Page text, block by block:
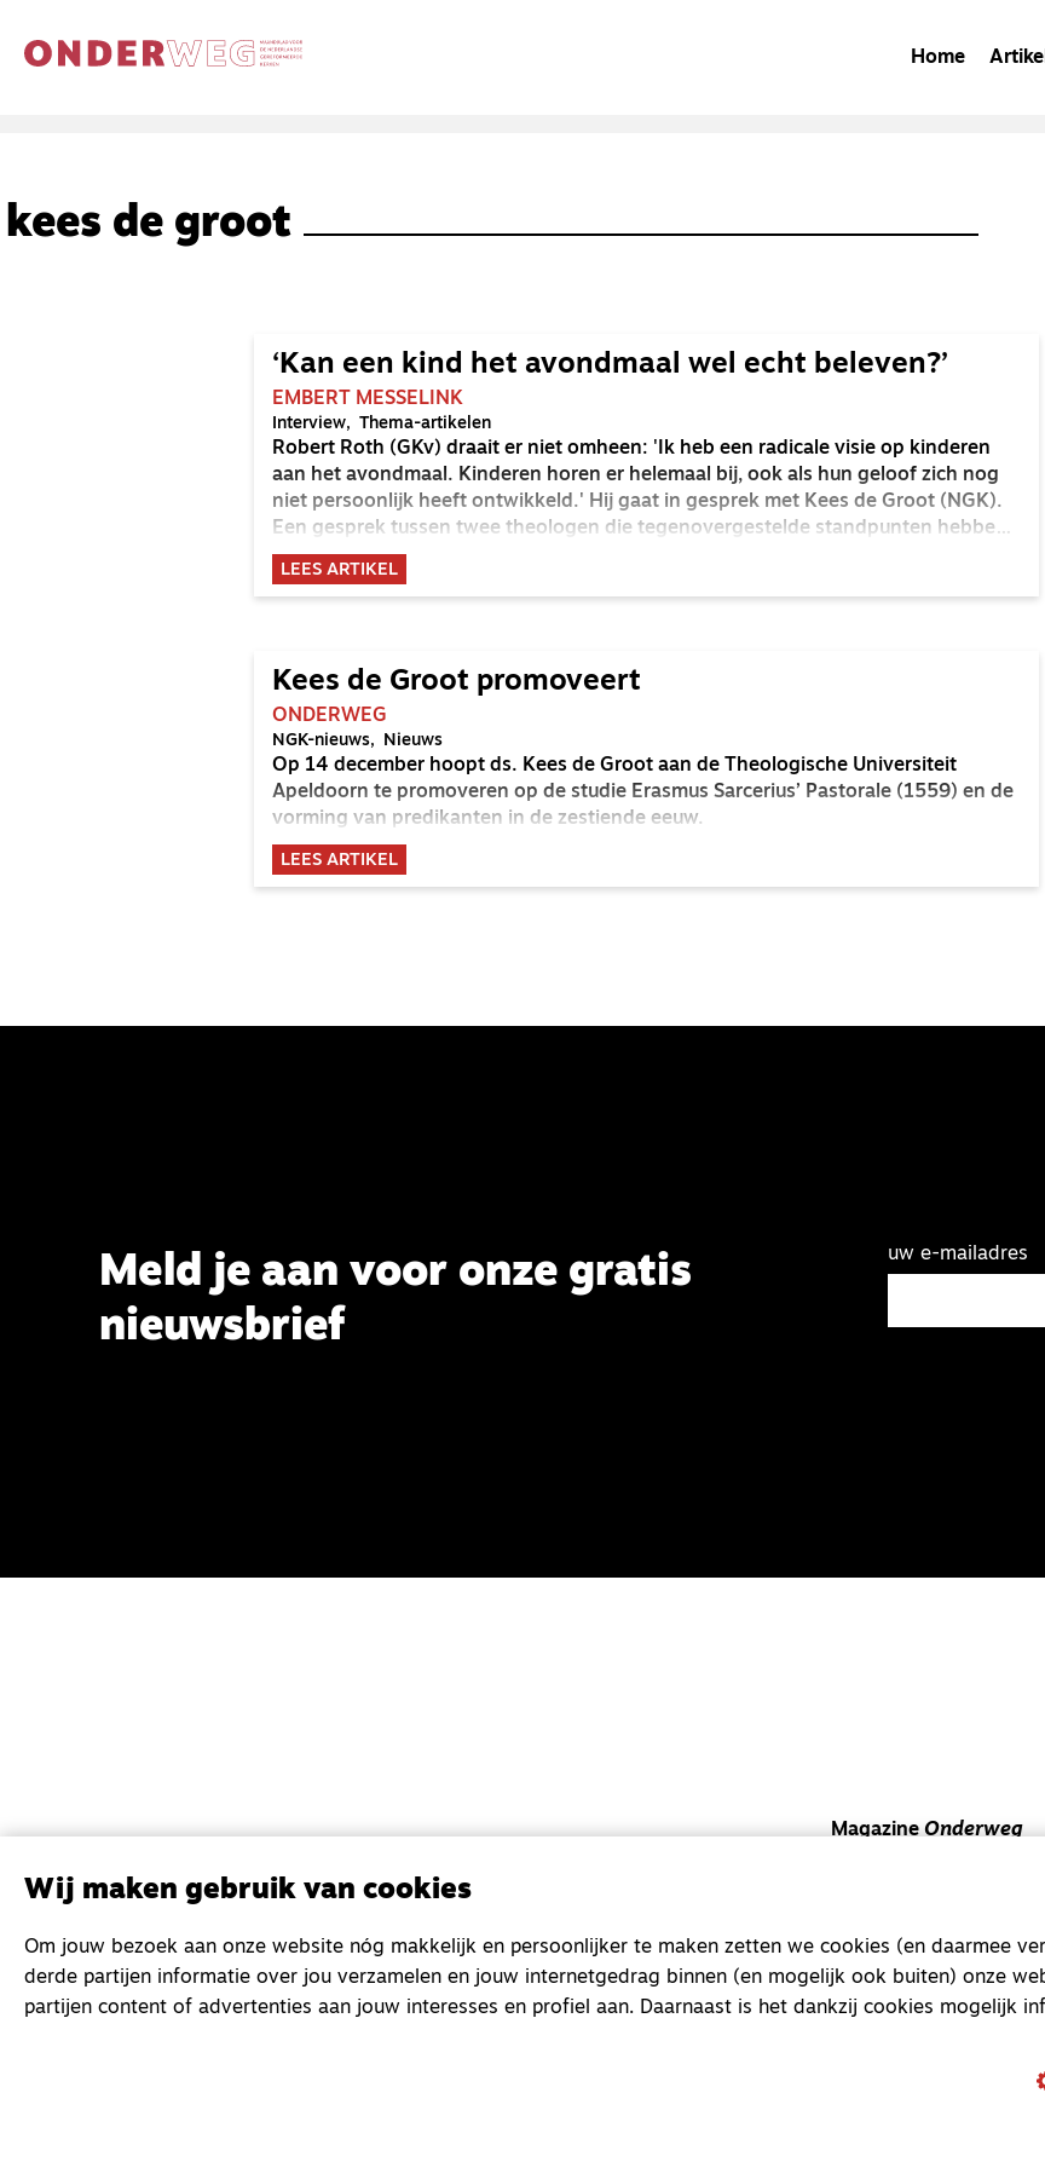
Home
kees de groot
‘Kan een kind het avondmaal wel echt beleven?’
EMBERT MESSELINK
Interview Thema-artikelen
Robert Roth (GKv) draait er niet omheen: 'Ik heb een radicale visie op kinderen
aan het avondmaal. Kinderen horen er helemaal bij, ook als hun geloof zich nog
niet persoonlijk heeft ontwikkeld.' Hij gaat in gesprek met Kees de Groot (NGK).
Een gesprek tussen twee theologen die tegenovergestelde standpunten hebben,
intens naar elkaar luisteren, elkaar scherp bevragen en samen verder willen
komen.
LEES ARTIKEL
Kees de Groot promoveert
ONDERWEG
NGK-nieuws Nieuws
Op 14 december hoopt ds. Kees de Groot aan de Theologische Universiteit
Apeldoorn te promoveren op de studie Erasmus Sarcerius’ Pastorale (1559) en de
vorming van predikanten in de zestiende eeuw.
LEES ARTIKEL
Meld je aan voor onze gratis
nieuwsbrief
uw e-mailadres
Magazine Onderweg
Magazine
Kvk-nummer 33277063
Wij maken gebruik van cookies
Om jouw bezoek aan onze website nóg makkelijk en persoonlijker te maken zetten we cookies (en daarmee
derde partijen informatie over jou verzamelen en jouw internetgedrag binnen (en mogelijk ook buiten) onze
partijen content of advertenties aan jouw interesses en profiel aan. Daarnaast is het dankzij cookies mogelijk